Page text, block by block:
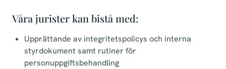
Våra jurister kan bistå med:
Upprättande av integritetspolicys och interna
styrdokument samt rutiner för
personuppgiftsbehandling